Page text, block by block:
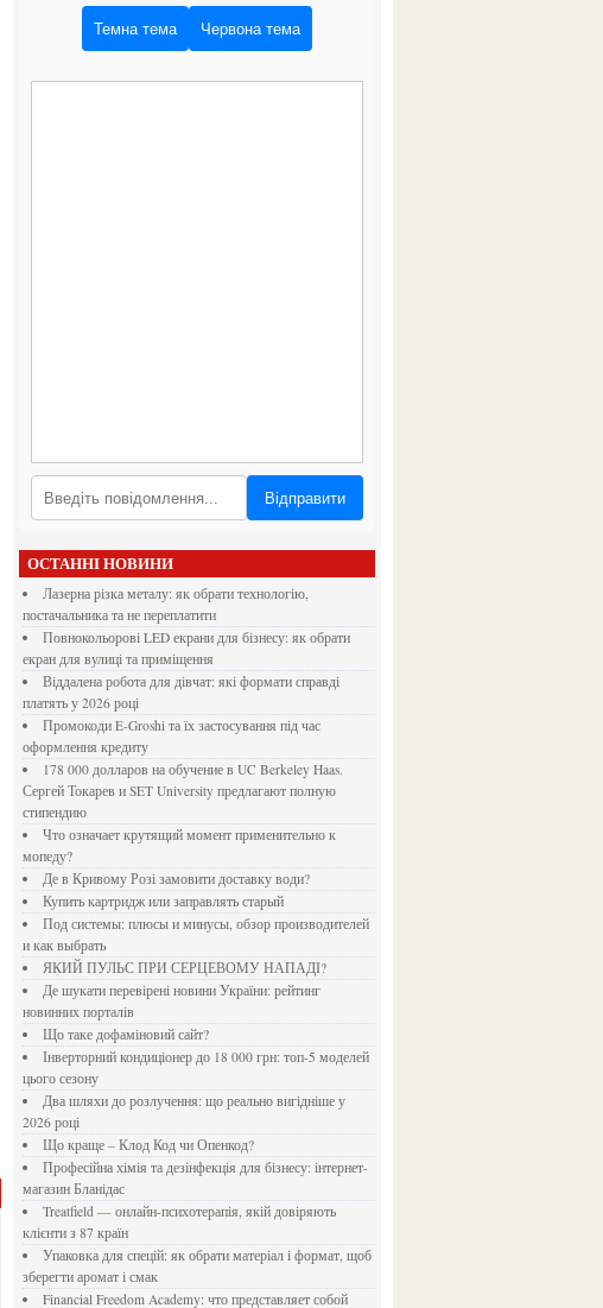
Темна тема Червона тема
Відправити
ОСТАННІ НОВИНИ
Лазерна різка металу: як обрати технологію,
постачальника та не переплатити
Повнокольорові LED екрани для бізнесу: як обрати
екран для вулиці та приміщення
Віддалена робота для дівчат: які формати справді
платять у 2026 році
Промокоди E-Groshi та їх застосування під час
оформлення кредиту
178 000 долларов на обучение в UC Berkeley Haas.
Сергей Токарев и SET University предлагают полную
стипендию
Что означает крутящий момент применительно к
мопеду?
Де в Кривому Розі замовити доставку води?
Купить картридж или заправлять старый
Под системы: плюсы и минусы, обзор производителей
и как выбрать
ЯКИЙ ПУЛЬС ПРИ СЕРЦЕВОМУ НАПАДІ?
Де шукати перевірені новини України: рейтинг
новинних порталів
Що таке дофаміновий сайт?
Інверторний кондиціонер до 18 000 грн: топ-5 моделей
цього сезону
Два шляхи до розлучення: що реально вигідніше у
2026 році
Що краще – Клод Код чи Опенкод?
Професійна хімія та дезінфекція для бізнесу: інтернет-
магазин Бланідас
Treatfield — онлайн-психотерапія, якій довіряють
клієнти з 87 країн
Упаковка для спецій: як обрати матеріал і формат, щоб
зберегти аромат і смак
Financial Freedom Academy: что представляет собой